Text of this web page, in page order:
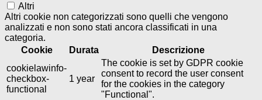
Altri
Altri cookie non categorizzati sono quelli che vengono
analizzati e non sono stati ancora classificati in una
categoria.
Cookie
Durata
Descrizione
cookielawinfo-
checkbox-
functional
1 year
The cookie is set by GDPR cookie
consent to record the user consent
for the cookies in the category
"Functional".